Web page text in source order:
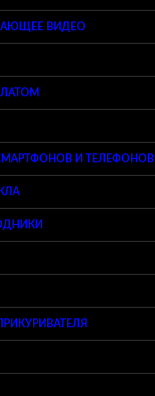
ВИДЕО
И ТЕЛЕФОНОВ